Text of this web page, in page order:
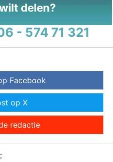
delen?
- 574 71 321
Facebook
op X
redactie